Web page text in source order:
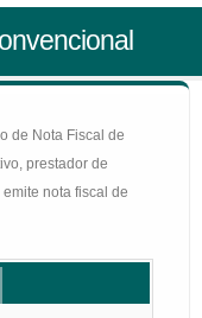
de Nota Fiscal de
prestador de
nota fiscal de